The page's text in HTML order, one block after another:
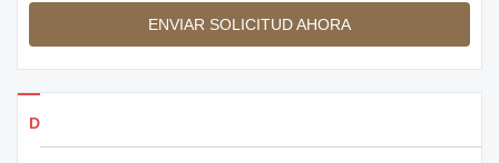
ENVIAR SOLICITUD AHORA
Detalles de los productos